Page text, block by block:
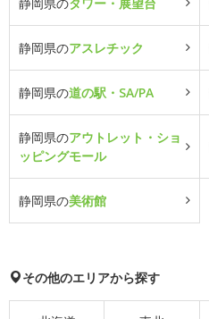
静岡県のアスレチック
静岡県の道の駅・SA/PA
静岡県のアウトレット・ショ
ッピングモール
静岡県の美術館
その他のエリアから探す